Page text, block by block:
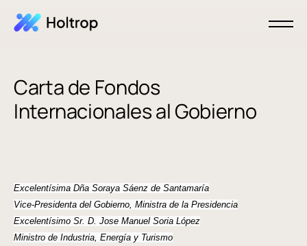
Carta de Fondos
Internacionales al Gobierno
Excelentísima Dña Soraya Sáenz de Santamaría
Vice-Presidenta del Gobierno, Ministra de la Presidencia
Excelentísimo Sr. D. Jose Manuel Soria López
Ministro de Industria, Energía y Turismo